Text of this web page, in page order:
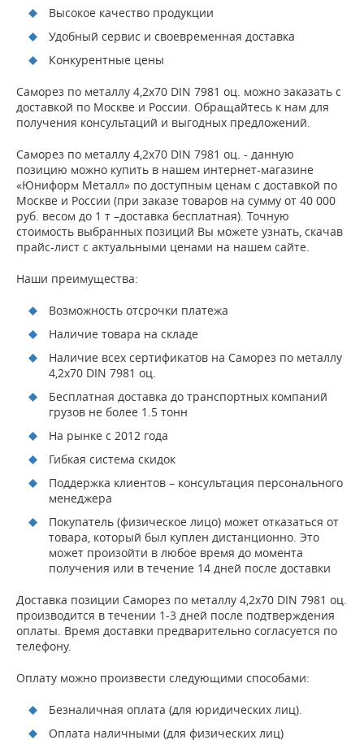
Высокое качество продукции
Удобный сервис и своевременная доставка
Конкурентные цены
Саморез по металлу 4,2х70 DIN 7981 оц. можно заказать с
доставкой по Москве и России. Обращайтесь к нам для
получения консультаций и выгодных предложений.
Саморез по металлу 4,2х70 DIN 7981 оц. - данную
позицию можно купить в нашем интернет-магазине
«Юниформ Металл» по доступным ценам с доставкой по
Москве и России (при заказе товаров на сумму от 40 000
руб. весом до 1 т –доставка бесплатная). Точную
стоимость выбранных позиций Вы можете узнать, скачав
прайс-лист с актуальными ценами на нашем сайте.
Наши преимущества:
Возможность отсрочки платежа
Наличие товара на складе
Наличие всех сертификатов на Саморез по металлу
4,2х70 DIN 7981 оц.
Бесплатная доставка до транспортных компаний
грузов не более 1.5 тонн
На рынке с 2012 года
Гибкая система скидок
Поддержка клиентов – консультация персонального
менеджера
Покупатель (физическое лицо) может отказаться от
товара, который был куплен дистанционно. Это
может произойти в любое время до момента
получения или в течение 14 дней после доставки
Доставка позиции Саморез по металлу 4,2х70 DIN 7981 оц.
производится в течении 1-3 дней после подтверждения
оплаты. Время доставки предварительно согласуется по
телефону.
Оплату можно произвести следующими способами:
Безналичная оплата (для юридических лиц).
Оплата наличными (для физических лиц)